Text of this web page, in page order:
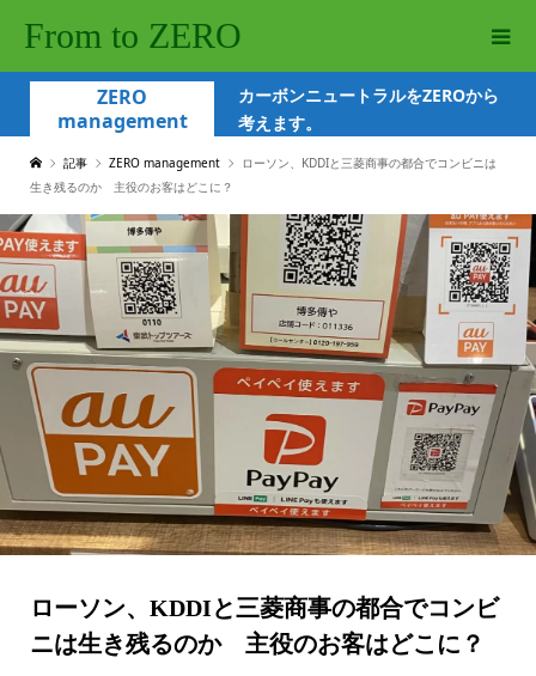
From to ZERO
ZERO
management
カーボンニュートラルをZEROから
考えます。
記事 ZERO management
ローソン、KDDIと三菱商事の都合でコンビニは
生き残るのか 主役のお客はどこに？
ローソン、KDDIと三菱商事の都合でコンビ
ニは生き残るのか 主役のお客はどこに？